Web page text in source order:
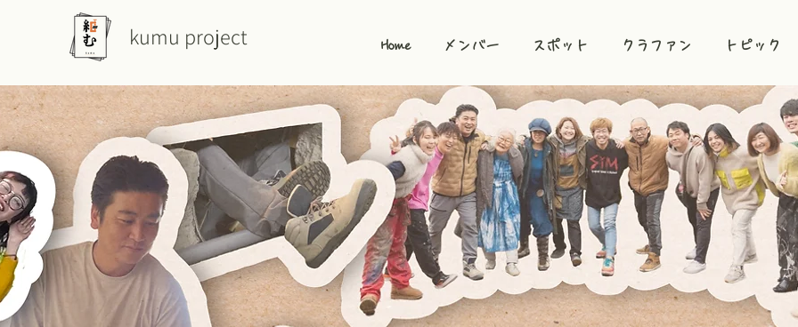
kumu project Home メンバー スポット クラファン トピック